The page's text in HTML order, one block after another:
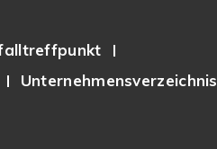
Unternehmensverzeichnis